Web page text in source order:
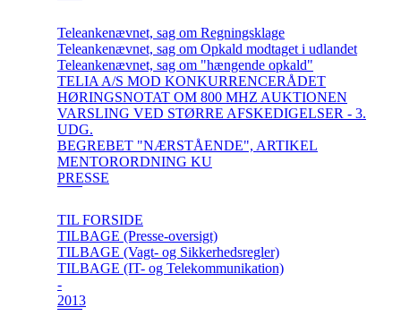
Teleankenævnet, sag om Regningsklage
Teleankenævnet, sag om Opkald modtaget i udlandet
Teleankenævnet, sag om "hængende opkald"
TELIA A/S MOD KONKURRENCERÅDET
HØRINGSNOTAT OM 800 MHZ AUKTIONEN
VARSLING VED STØRRE AFSKEDIGELSER - 3.
UDG.
BEGREBET "NÆRSTÅENDE", ARTIKEL
MENTORORDNING KU
PRESSE
TIL FORSIDE
TILBAGE (Presse-oversigt)
TILBAGE (Vagt- og Sikkerhedsregler)
TILBAGE (IT- og Telekommunikation)
-
2013